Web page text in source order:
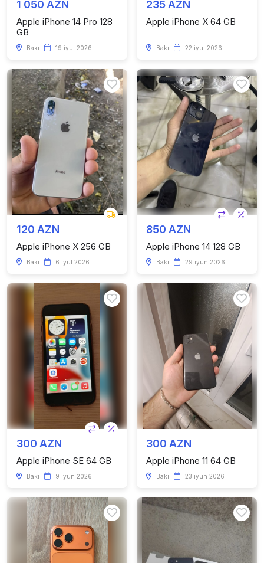
1 050 AZN
Apple iPhone 14 Pro 128
GB
Bakı 19 iyul 2026
235 AZN
Apple iPhone X 64 GB
Bakı 22 iyul 2026
120 AZN
Apple iPhone X 256 GB
Bakı 6 iyul 2026
850 AZN
Apple iPhone 14 128 GB
Bakı 29 iyun 2026
300 AZN
Apple iPhone SE 64 GB
Bakı 9 iyun 2026
300 AZN
Apple iPhone 11 64 GB
Bakı 23 iyun 2026